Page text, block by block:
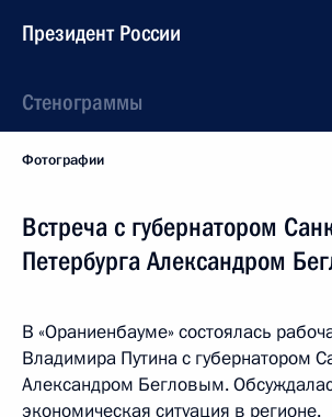
Президент России
Стенограммы
Фотографии
Встреча с губернатором
Петербурга Александром
В «Ораниенбауме» состоялась
Владимира Путина с губернатором
Александром Бегловым.
экономическая ситуация в регионе.